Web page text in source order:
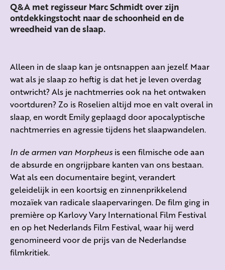
Q&A met regisseur Marc Schmidt over zijn
ontdekkingstocht naar de schoonheid en de
wreedheid van de slaap.
Alleen in de slaap kan je ontsnappen aan jezelf. Maar
wat als je slaap zo heftig is dat het je leven overdag
ontwricht? Als je nachtmerries ook na het ontwaken
voortduren? Zo is Roselien altijd moe en valt overal in
slaap, en wordt Emily geplaagd door apocalyptische
nachtmerries en agressie tijdens het slaapwandelen.
In de armen van Morpheus is een filmische ode aan
de absurde en ongrijpbare kanten van ons bestaan.
Wat als een documentaire begint, verandert
geleidelijk in een koortsig en zinnenprikkelend
mozaïek van radicale slaapervaringen. De film ging in
première op Karlovy Vary International Film Festival
en op het Nederlands Film Festival, waar hij werd
genomineerd voor de prijs van de Nederlandse
filmkritiek.